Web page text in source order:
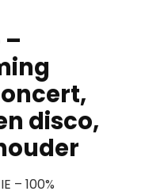
disco,
– 100%